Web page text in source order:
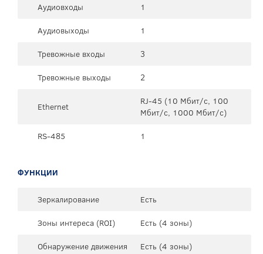
Аудиовходы
1
Аудиовыходы
1
Тревожные входы
3
Тревожные выходы
2
Ethernet
RJ-45 (10 Мбит/с, 100
Мбит/с, 1000 Мбит/с)
RS-485
1
ФУНКЦИИ
Зеркалирование
Есть
Зоны интереса (ROI)
Есть (4 зоны)
Обнаружение движения
Есть (4 зоны)